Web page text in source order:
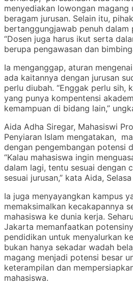
menyediakan lowongan magang
beragam jurusan. Selain itu,
bertanggungjawab penuh dalam
“Dosen juga harus ikut serta
berupa pengawasan dan
Ia menganggap, aturan
ada kaitannya dengan jurusan
perlu diubah. “Enggak perlu sih,
yang punya kompentensi
kemampuan di bidang lain,”
Aida Adha Siregar, Mahasiswi
Penyiaran Islam mengatakan,
dengan pengembangan potensi
“Kalau mahasiswa ingin
dalam lagi, tentu sesuai dengan
sesuai jurusan,” kata Aida, Selasa
Ia juga menyayangkan kampus
memaksimalkan kecakapannya
mahasiswa ke dunia kerja.
Jakarta memanfaatkan
pendidikan untuk menyalurkan
bukan hanya sekadar wadah
magang menjadi potensi besar
keterampilan dan
mahasiswa.